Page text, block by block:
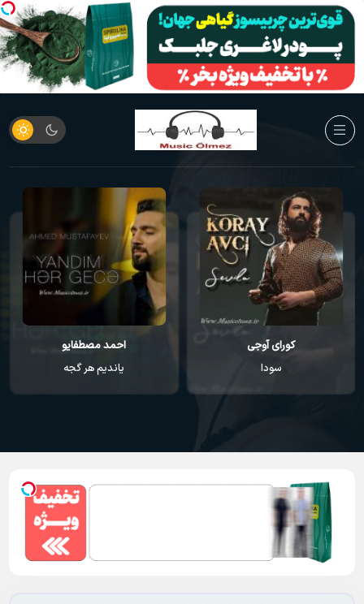
کورای آوجی
سودا
احمد مصطفایو
یاندیم هر گجه